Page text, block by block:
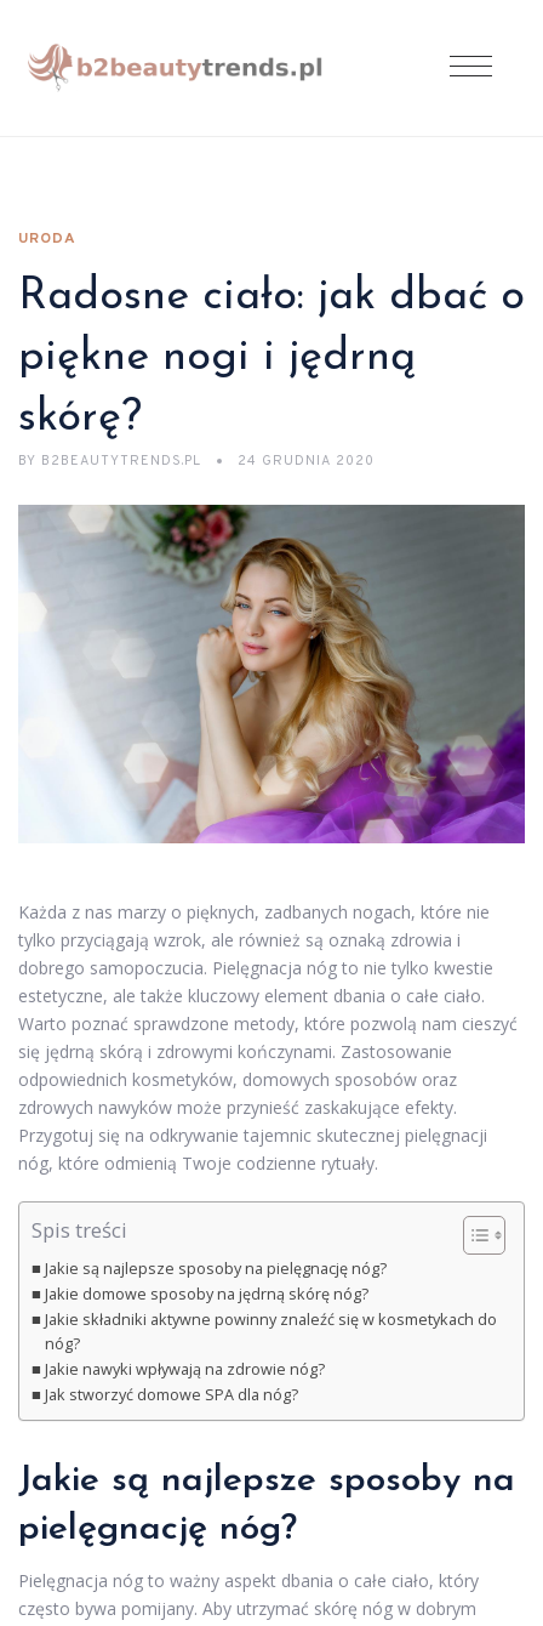
URODA
Radosne ciało: jak dbać o
piękne nogi i jędrną
skórę?
BY B2BEAUTYTRENDS.PL 24 GRUDNIA 2020
Każda z nas marzy o pięknych, zadbanych nogach, które nie
tylko przyciągają wzrok, ale również są oznaką zdrowia i
dobrego samopoczucia. Pielęgnacja nóg to nie tylko kwestie
estetyczne, ale także kluczowy element dbania o całe ciało.
Warto poznać sprawdzone metody, które pozwolą nam cieszyć
się jędrną skórą i zdrowymi kończynami. Zastosowanie
odpowiednich kosmetyków, domowych sposobów oraz
zdrowych nawyków może przynieść zaskakujące efekty.
Przygotuj się na odkrywanie tajemnic skutecznej pielęgnacji
nóg, które odmienią Twoje codzienne rytuały.
Spis treści
Jakie są najlepsze sposoby na pielęgnację nóg?
Jakie domowe sposoby na jędrną skórę nóg?
Jakie składniki aktywne powinny znaleźć się w kosmetykach do
nóg?
Jakie nawyki wpływają na zdrowie nóg?
Jak stworzyć domowe SPA dla nóg?
Jakie są najlepsze sposoby na
pielęgnację nóg?
Pielęgnacja nóg to ważny aspekt dbania o całe ciało, który
często bywa pomijany. Aby utrzymać skórę nóg w dobrym